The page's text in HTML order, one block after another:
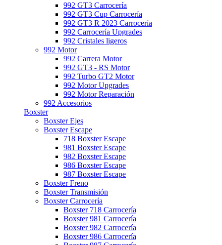
992 GT3 Carrocería
992 GT3 Cup Carrocería
992 GT3 R 2023 Carrocería
992 Carrocería Upgrades
992 Cristales ligeros
992 Motor
992 Carrera Motor
992 GT3 - RS Motor
992 Turbo GT2 Motor
992 Motor Upgrades
992 Motor Reparación
992 Accesorios
Boxster
Boxster Ejes
Boxster Escape
718 Boxster Escape
981 Boxster Escape
982 Boxster Escape
986 Boxster Escape
987 Boxster Escape
Boxster Freno
Boxster Transmisión
Boxster Carrocería
Boxster 718 Carrocería
Boxster 981 Carrocería
Boxster 982 Carrocería
Boxster 986 Carrocería